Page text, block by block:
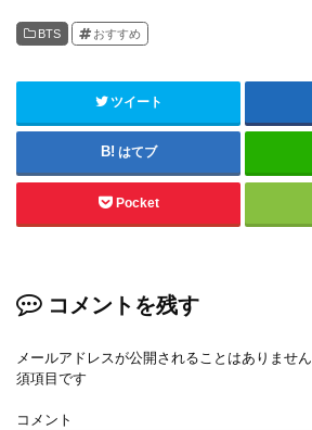
BTS おすすめ
ツイート
はてブ
Pocket
コメントを残す
メールアドレスが公開されることはありません
須項目です
コメント